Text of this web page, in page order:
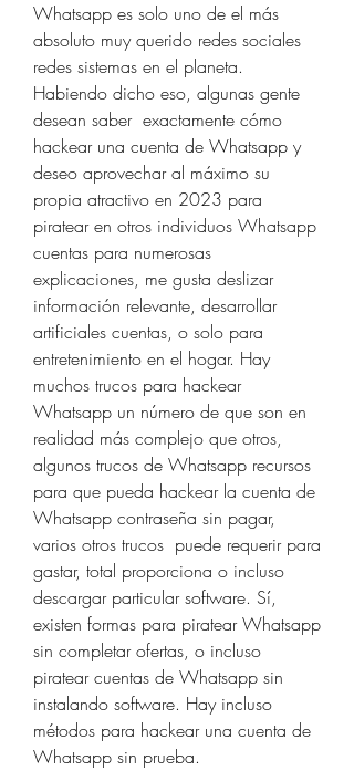
Whatsapp es solo uno de el más
absoluto muy querido redes sociales
redes sistemas en el planeta.
Habiendo dicho eso, algunas gente
desean saber  exactamente cómo
hackear una cuenta de Whatsapp y
deseo aprovechar al máximo su
propia atractivo en 2023 para
piratear en otros individuos Whatsapp
cuentas para numerosas
explicaciones, me gusta deslizar
información relevante, desarrollar
artificiales cuentas, o solo para
entretenimiento en el hogar. Hay
muchos trucos para hackear
Whatsapp un número de que son en
realidad más complejo que otros,
algunos trucos de Whatsapp recursos
para que pueda hackear la cuenta de
Whatsapp contraseña sin pagar,
varios otros trucos  puede requerir para
gastar, total proporciona o incluso
descargar particular software. Sí,
existen formas para piratear Whatsapp
sin completar ofertas, o incluso
piratear cuentas de Whatsapp sin
instalando software. Hay incluso
métodos para hackear una cuenta de
Whatsapp sin prueba.